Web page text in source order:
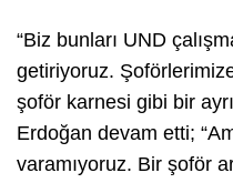
“Biz bunları UND
getiriyoruz.
şoför karnesi gibi bir
Erdoğan devam etti;
varamıyoruz. Bir şoför